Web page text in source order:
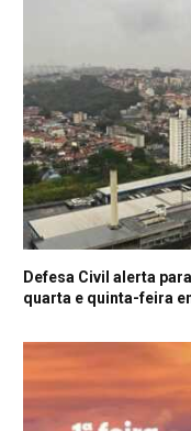
Defesa Civil alerta
quarta e quinta-feira